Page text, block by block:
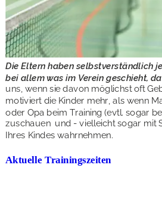
Die Eltern haben selbstverständlich
bei allem was im Verein geschieht,
uns, wenn sie davon möglichst oft
motiviert die Kinder mehr, als wenn
oder Opa beim Training (evtl. sogar
zuschauen  und - vielleicht sogar mit
Ihres Kindes wahrnehmen.
Aktuelle Trainingszeiten